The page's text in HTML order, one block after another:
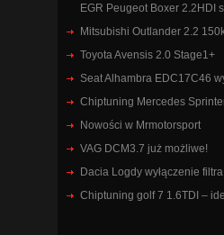
EGR Peugeot Boxer 2.2HDI
Mitsubishi Outlander 2.2
Toyota Avensis 2.0 Stage1+
Seat Alhambra EDC17C46
Chiptuning Mercedes
Nowości w Mrmotorsport
VAG DCM3.7 już możliwe!
Dacia Logdy wyłączenie
Chiptuning golf 7 1.6TDI –